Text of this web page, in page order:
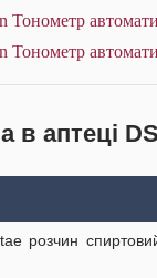
Тонометр
Тонометр
в аптеці DS
розчин